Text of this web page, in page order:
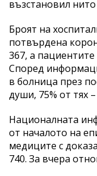
възстановил
Броят на
потвърдена
367, а
Според
в болница през
души, 75% от тях
Националната
от началото на
медиците с
740. За вчера